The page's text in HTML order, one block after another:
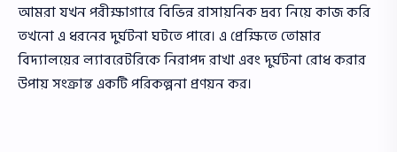
আমরা যখন পরীক্ষাগারে বিভিন্ন রাসায়নিক দ্রব্য নিয়ে কাজ করি
তখনো এ ধরনের দুর্ঘটনা ঘটতে পারে। এ প্রেক্ষিতে তােমার
বিদ্যালয়ের ল্যাবরেটরিকে নিরাপদ রাখা এবং দুর্ঘটনা রােধ করার
উপায় সংক্রান্ত একটি পরিকল্পনা প্রণয়ন কর।